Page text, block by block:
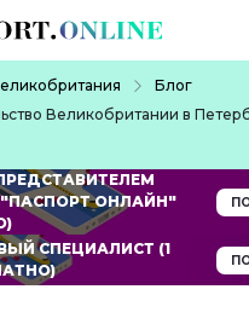
Блог
Великобритании в
ОНЛАЙН"
СПЕЦИАЛИСТ (1